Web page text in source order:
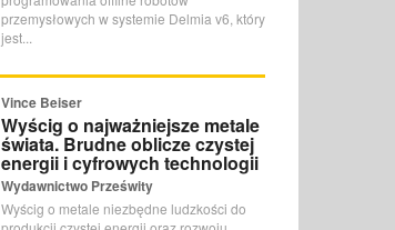
przemysłowych w systemie Delmia v6, który
jest...
Vince Beiser
Wyścig o najważniejsze metale
świata. Brudne oblicze czystej
energii i cyfrowych technologii
Wydawnictwo Prześwity
Wyścig o metale niezbędne ludzkości do